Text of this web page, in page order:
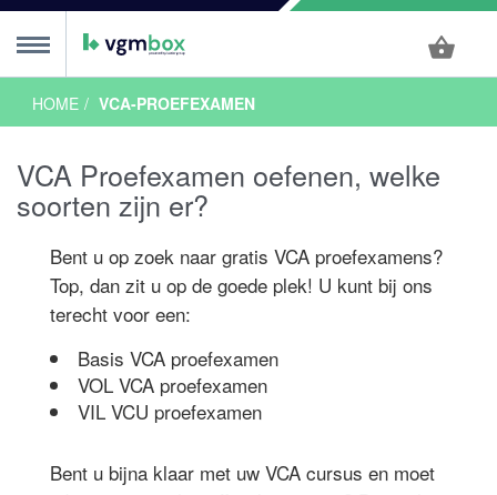
Onderwijs
talenalgemeen
Bosch ACTIE
Nederland
Haag ACTIE
VCA Locaties
VCA
arbeidsongevallen
vragen
blogs
te zeggen!
voor ZZP-ers
dan doe je het beter
VCA diploma
branches wordt VCA gebruikt?
HOME VCA-PROEFEXAMEN
VCA Proefexamen oefenen, welke
soorten zijn er?
Bent u op zoek naar gratis VCA proefexamens?
Top, dan zit u op de goede plek! U kunt bij ons
terecht voor een:
Basis VCA proefexamen
VOL VCA proefexamen
VIL VCU proefexamen
Bent u bijna klaar met uw VCA cursus en moet